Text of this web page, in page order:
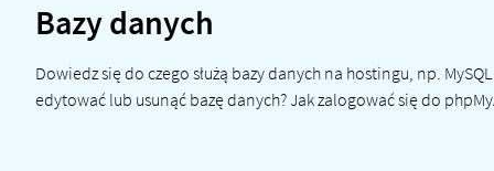
Bazy danych
Dowiedz się do czego służą bazy danych na hostingu, np.
edytować lub usunąć bazę danych? Jak zalogować się do